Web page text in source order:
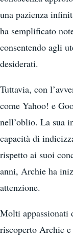
una pazienza
ha semplificato
consentendo agli
desiderati.
Tuttavia, con
come Yahoo! e
nell’oblio. La sua
capacità di
rispetto ai suoi
anni, Archie ha
attenzione.
Molti appassionati
riscoperto Archie